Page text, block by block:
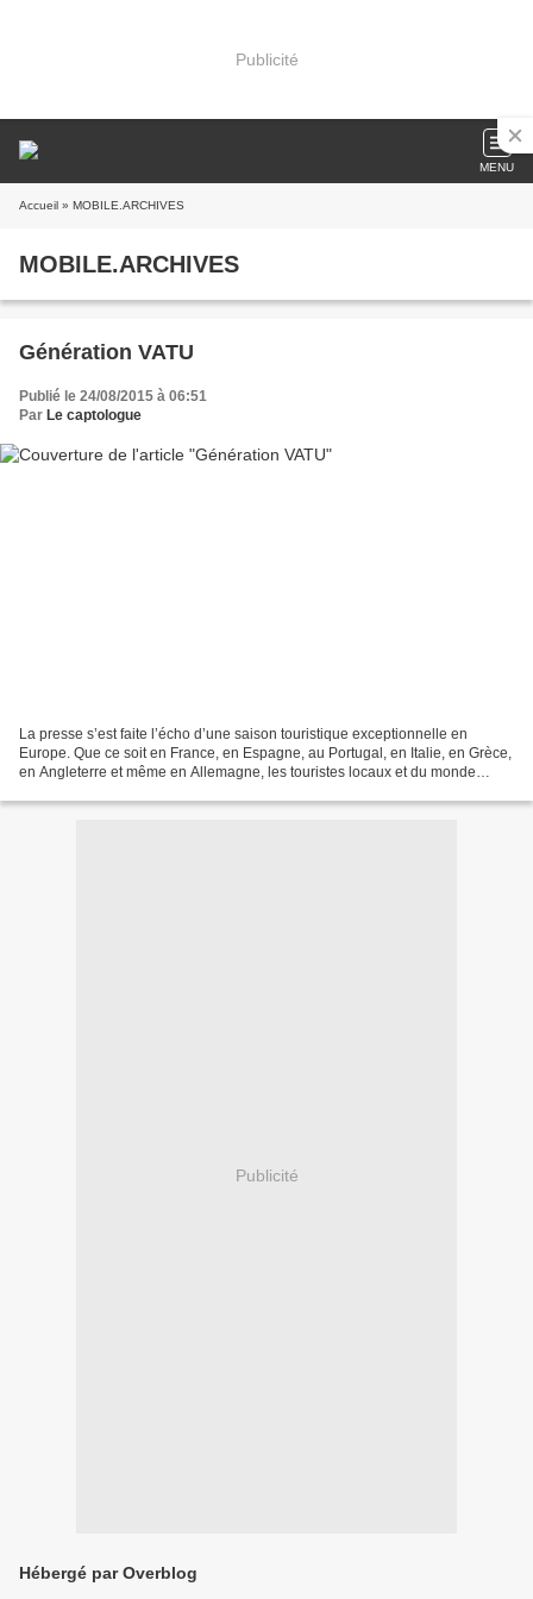
Publicité
MENU
Accueil » MOBILE.ARCHIVES
MOBILE.ARCHIVES
Génération VATU
Publié le 24/08/2015 à 06:51
Par Le captologue
La presse s’est faite l’écho d’une saison touristique exceptionnelle en
Europe. Que ce soit en France, en Espagne, au Portugal, en Italie, en Grèce,
en Angleterre et même en Allemagne, les touristes locaux et du monde
Publicité
Hébergé par Overblog